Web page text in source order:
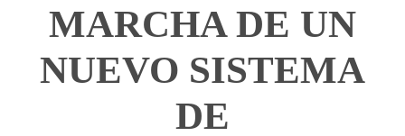
MARCHA DE UN
NUEVO SISTEMA
DE